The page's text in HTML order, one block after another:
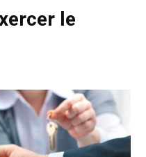
le